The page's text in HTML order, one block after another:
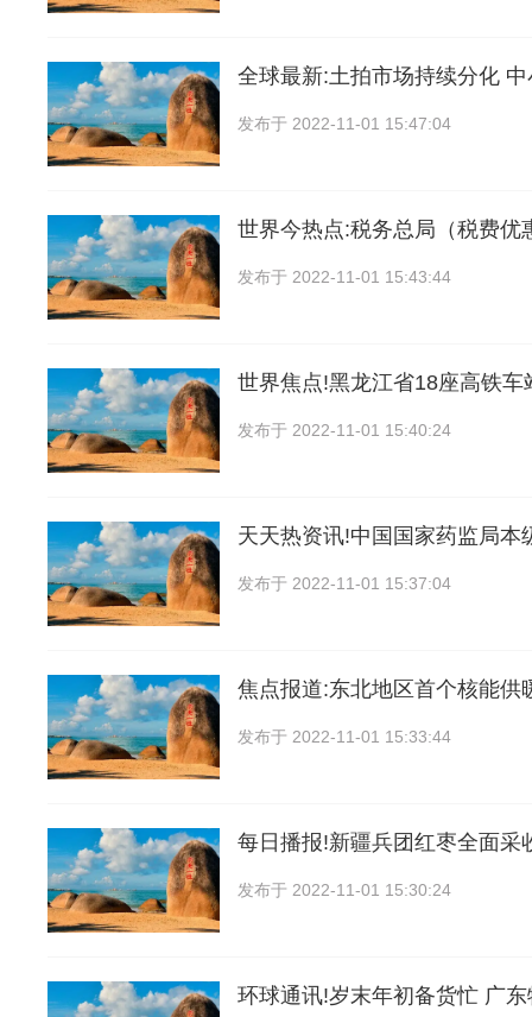
全球最新:土拍市场持续分化
发布于 2022-11-01 15:47:04
世界今热点:税务总局（税费优
发布于 2022-11-01 15:43:44
世界焦点!黑龙江省18座高铁车
发布于 2022-11-01 15:40:24
天天热资讯!中国国家药监局本
发布于 2022-11-01 15:37:04
焦点报道:东北地区首个核能供
发布于 2022-11-01 15:33:44
每日播报!新疆兵团红枣全面采
发布于 2022-11-01 15:30:24
环球通讯!岁末年初备货忙 广